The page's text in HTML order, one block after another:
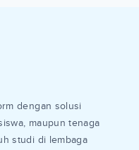
dengan solusi
maupun tenaga
studi di lembaga